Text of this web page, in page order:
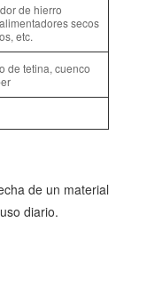
de hierro
secos
etc.
de tetina, cuenco
de un material
diario.